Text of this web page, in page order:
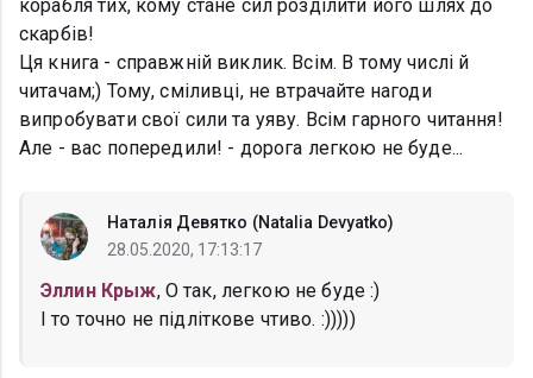
корабля тих, кому стане сил розділити його шлях до
скарбів!
Ця книга - справжній виклик. Всім. В тому числі й
читачам;) Тому, сміливці, не втрачайте нагоди
випробувати свої сили та уяву. Всім гарного читання!
Але - вас попередили! - дорога легкою не буде...
Наталія Девятко (Natalia Devyatko)
28.05.2020, 17:13:17
Эллин Крыж, О так, легкою не буде :)
І то точно не підліткове чтиво. :)))))